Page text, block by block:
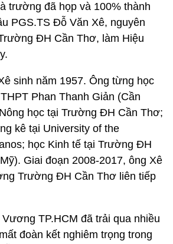
trường đã họp và 100% thành
PGS.TS Đỗ Văn Xê, nguyên
ĐH Cần Thơ, làm Hiệu
sinh năm 1957. Ông từng học
Phan Thanh Giản (Cần
học tại Trường ĐH Cần Thơ;
kê tại University of the
học Kinh tế tại Trường ĐH
Giai đoạn 2008-2017, ông Xê
Trường ĐH Cần Thơ liên tiếp
TP.HCM đã trải qua nhiều
đoàn kết nghiêm trọng trong